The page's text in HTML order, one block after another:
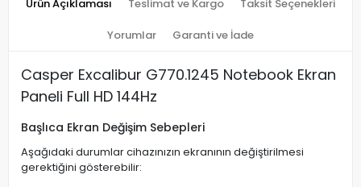
Ürün Açıklaması Teslimat ve Kargo Taksit Seçenekleri
Yorumlar Garanti ve İade
Casper Excalibur G770.1245 Notebook Ekran
Paneli Full HD 144Hz
Başlıca Ekran Değişim Sebepleri
Aşağıdaki durumlar cihazınızın ekranının değiştirilmesi
gerektiğini gösterebilir: